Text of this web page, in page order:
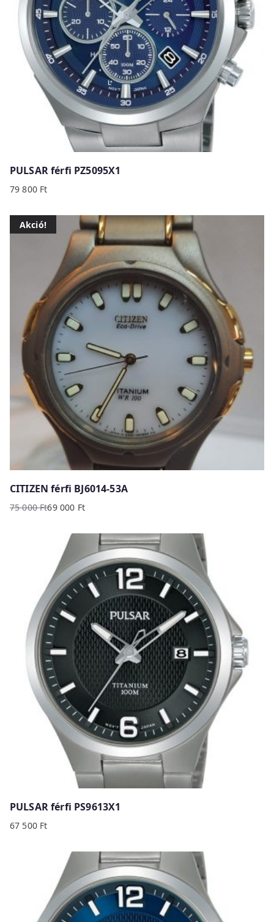
PULSAR férfi PZ5095X1
79 800 Ft
Akció!
CITIZEN férfi BJ6014-53A
75 000Ft
Original
69 000 Ft
Current
PULSAR férfi PS9613X1
67 500 Ft